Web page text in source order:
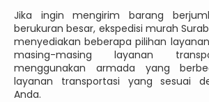
Jika ingin mengirim barang
berukuran besar, ekspedisi murah
menyediakan beberapa pilihan
masing-masing layanan
menggunakan armada yang
layanan transportasi yang sesuai
Anda.